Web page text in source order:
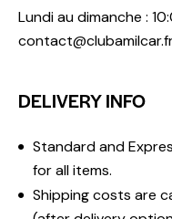
Lundi au dimanche :
DELIVERY INFO
Standard and
for all items.
Shipping costs are